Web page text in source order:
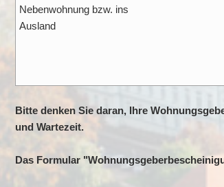
Nebenwohnung bzw. ins
Ausland
Bitte denken Sie daran, Ihre
und Wartezeit.
Das Formular